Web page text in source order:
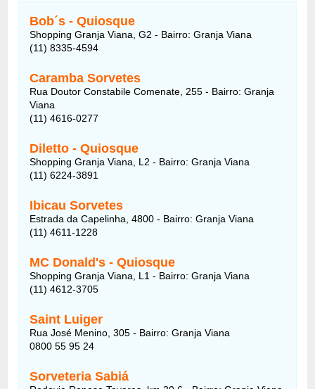
Bob´s - Quiosque
Shopping Granja Viana, G2 - Bairro: Granja Viana
(11) 8335-4594
Caramba Sorvetes
Rua Doutor Constabile Comenate, 255 - Bairro: Granja
Viana
(11) 4616-0277
Diletto - Quiosque
Shopping Granja Viana, L2 - Bairro: Granja Viana
(11) 6224-3891
Ibicau Sorvetes
Estrada da Capelinha, 4800 - Bairro: Granja Viana
(11) 4611-1228
MC Donald's - Quiosque
Shopping Granja Viana, L1 - Bairro: Granja Viana
(11) 4612-3705
Saint Luiger
Rua José Menino, 305 - Bairro: Granja Viana
0800 55 95 24
Sorveteria Sabiá